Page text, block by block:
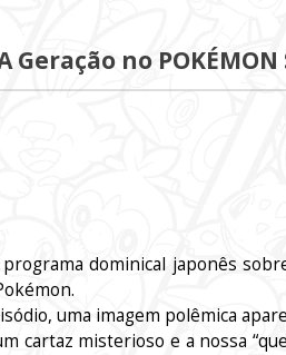
Geração no POKÉMON
dominical japonês
uma imagem polêmica
cartaz misterioso e a nossa